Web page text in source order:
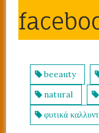
beeauty
natural
φυτικά